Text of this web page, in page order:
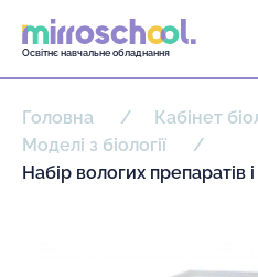
Освітнє навчальне обладнання
Головна
Кабінет
Моделі з біології
Набір вологих препаратів і